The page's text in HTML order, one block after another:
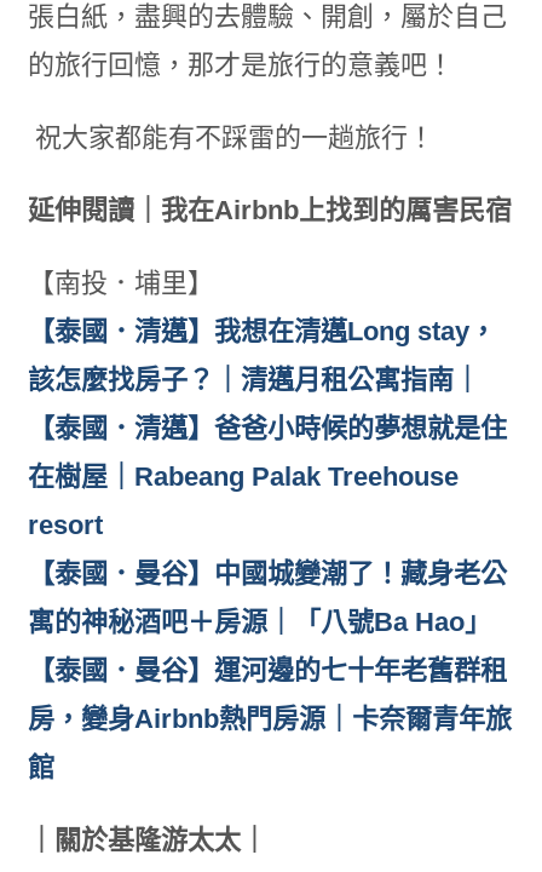
張白紙，盡興的去體驗、開創，屬於自己
的旅行回憶，那才是旅行的意義吧！
祝大家都能有不踩雷的一趟旅行！
延伸閱讀｜我在Airbnb上找到的厲害民宿
【南投．埔里】
【泰國．清邁】我想在清邁Long stay，
該怎麼找房子？｜清邁月租公寓指南｜
【泰國．清邁】爸爸小時候的夢想就是住
在樹屋｜Rabeang Palak Treehouse
resort
【泰國．曼谷】中國城變潮了！藏身老公
寓的神秘酒吧＋房源｜「八號Ba Hao」
【泰國．曼谷】運河邊的七十年老舊群租
房，變身Airbnb熱門房源｜卡奈爾青年旅
館
｜關於基隆游太太｜